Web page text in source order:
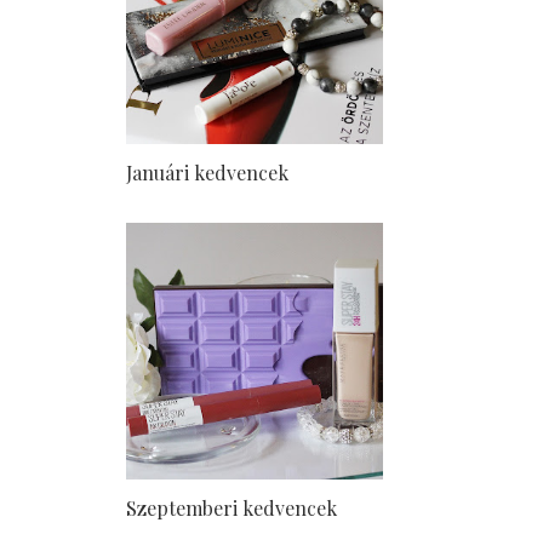
Januári kedvencek
Szeptemberi kedvencek